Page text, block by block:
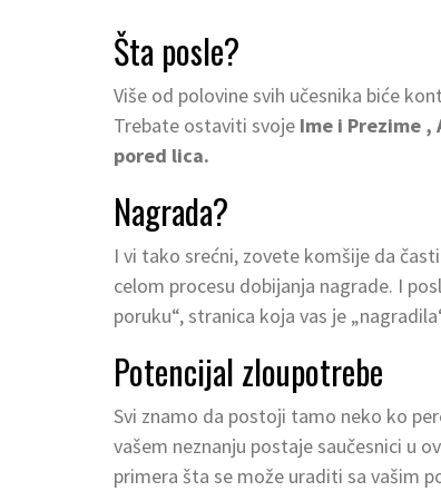
Šta posle?
Više od polovine svih učesnika biće
Trebate ostaviti svoje Ime i Prezime
pored lica.
Nagrada?
I vi tako srećni, zovete komšije da
celom procesu dobijanja nagrade. I
poruku“, stranica koja vas je
Potencijal zloupotrebe
Svi znamo da postoji tamo neko ko
vašem neznanju postaje saučesnici u
primera šta se može uraditi sa vašim